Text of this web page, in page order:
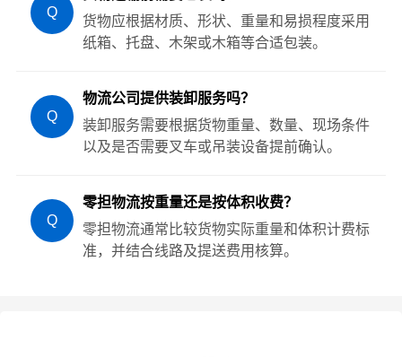
Q
货物应根据材质、形状、重量和易损程度采用
纸箱、托盘、木架或木箱等合适包装。
Q
物流公司提供装卸服务吗？
装卸服务需要根据货物重量、数量、现场条件
以及是否需要叉车或吊装设备提前确认。
Q
零担物流按重量还是按体积收费？
零担物流通常比较货物实际重量和体积计费标
准，并结合线路及提送费用核算。